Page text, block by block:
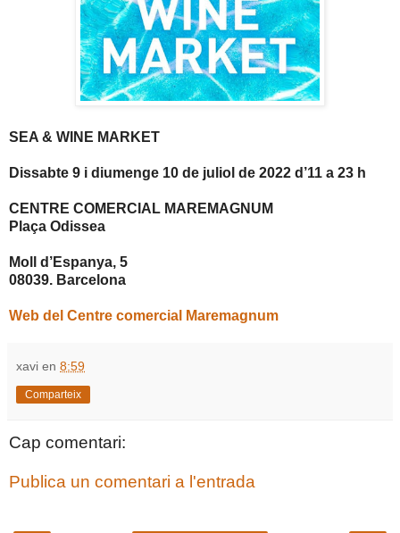
SEA & WINE MARKET
Dissabte 9 i diumenge 10 de juliol de 2022 d’11 a 23 h
CENTRE COMERCIAL MAREMAGNUM
Plaça Odissea
Moll d’Espanya, 5
08039. Barcelona
Web del Centre comercial Maremagnum
xavi en 8:59
Comparteix
Cap comentari:
Publica un comentari a l'entrada